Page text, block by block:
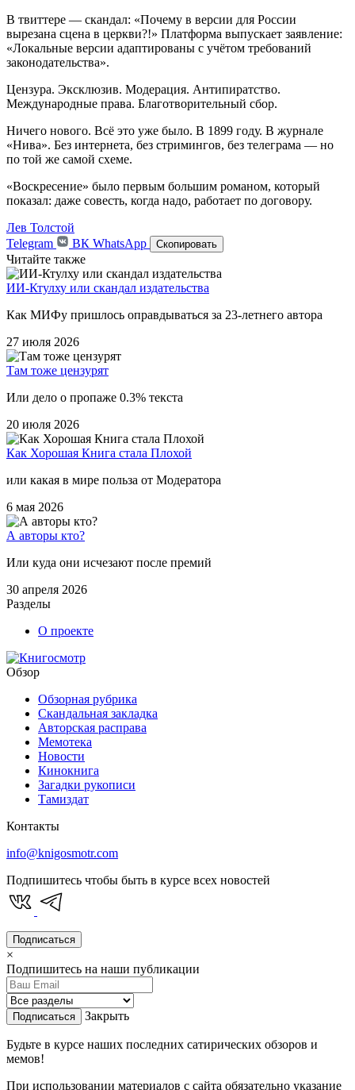
В твиттере — скандал: «Почему в версии для России
вырезана сцена в церкви?!» Платформа выпускает заявление:
«Локальные версии адаптированы с учётом требований
законодательства».
Цензура. Эксклюзив. Модерация. Антипиратство.
Международные права. Благотворительный сбор.
Ничего нового. Всё это уже было. В 1899 году. В журнале
«Нива». Без интернета, без стримингов, без телеграма — но
по той же самой схеме.
«Воскресение» было первым большим романом, который
показал: даже совесть, когда надо, работает по договору.
Лев Толстой
Telegram
ВК WhatsApp Скопировать
Читайте также
ИИ-Ктулху или скандал издательства
Как МИФу пришлось оправдываться за 23-летнего автора
27 июля 2026
Там тоже цензурят
Или дело о пропаже 0.3% текста
20 июля 2026
Как Хорошая Книга стала Плохой
или какая в мире польза от Модератора
6 мая 2026
А авторы кто?
Или куда они исчезают после премий
30 апреля 2026
Разделы
О проекте
Обзор
Обзорная рубрика
Скандальная закладка
Авторская расправа
Мемотека
Новости
Кинокнига
Загадки рукописи
Тамиздат
Контакты
info@knigosmotr.com
Подпишитесь чтобы быть в курсе всех новостей
Подписаться
×
Подпишитесь на наши публикации
Подписаться Закрыть
Будьте в курсе наших последних сатирических обзоров и
мемов!
При использовании материалов с сайта обязательно указание